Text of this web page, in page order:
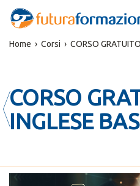
Home › Corsi › CORSO
CORSO
INGLESE